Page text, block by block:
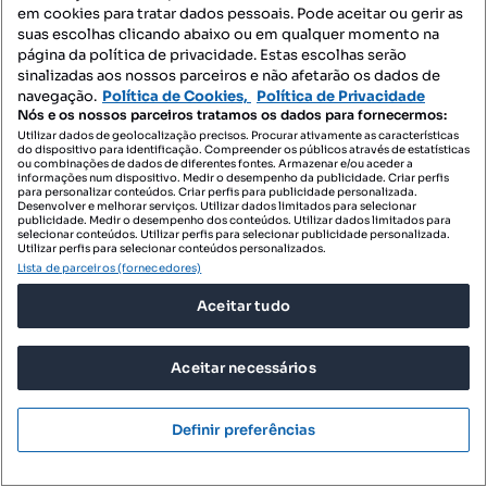
em cookies para tratar dados pessoais. Pode aceitar ou gerir as
suas escolhas clicando abaixo ou em qualquer momento na
página da política de privacidade. Estas escolhas serão
sinalizadas aos nossos parceiros e não afetarão os dados de
navegação. Política de Cookies, Política de Privacidade
Nós e os nossos parceiros tratamos os dados para fornecermos:
Utilizar dados de geolocalização precisos. Procurar ativamente as características
do dispositivo para identificação. Compreender os públicos através de estatísticas
ou combinações de dados de diferentes fontes. Armazenar e/ou aceder a
informações num dispositivo. Medir o desempenho da publicidade. Criar perfis
para personalizar conteúdos. Criar perfis para publicidade personalizada.
Desenvolver e melhorar serviços. Utilizar dados limitados para selecionar
publicidade. Medir o desempenho dos conteúdos. Utilizar dados limitados para
selecionar conteúdos. Utilizar perfis para selecionar publicidade personalizada.
Utilizar perfis para selecionar conteúdos personalizados.
Lista de parceiros (fornecedores)
Aceitar tudo
Aceitar necessários
Definir preferências